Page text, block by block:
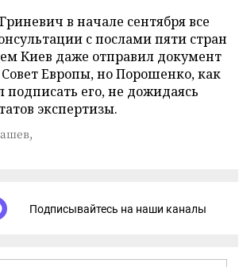
в начале сентября все
с послами пяти стран
Киев даже отправил документ
Совет Европы, но Порошенко, как
подписать его, не дожидаясь
экспертизы.
Подписывайтесь на наши каналы